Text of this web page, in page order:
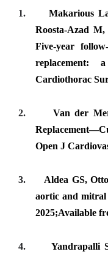
1.
Makarious
Roosta-Azad
Five-year
replacement:
Cardiothorac
2.
Van der
Open J
3.
Aldea GS,
aortic and mitral
2025;Available
4.
Yandrapalli